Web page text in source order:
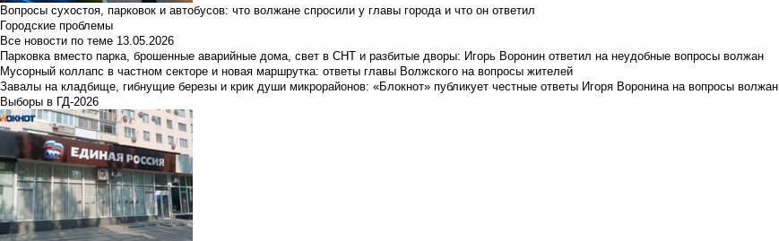
Вопросы сухостоя, парковок и автобусов: что волжане спросили у главы города и что он ответил
Городские проблемы
Все новости по теме 13.05.2026
Парковка вместо парка, брошенные аварийные дома, свет в СНТ и разбитые дворы: Игорь Воронин ответил на неудобные вопросы волжан
Мусорный коллапс в частном секторе и новая маршрутка: ответы главы Волжского на вопросы жителей
Завалы на кладбище, гибнущие березы и крик души микрорайонов: «Блокнот» публикует честные ответы Игоря Воронина на вопросы волжан
Выборы в ГД-2026